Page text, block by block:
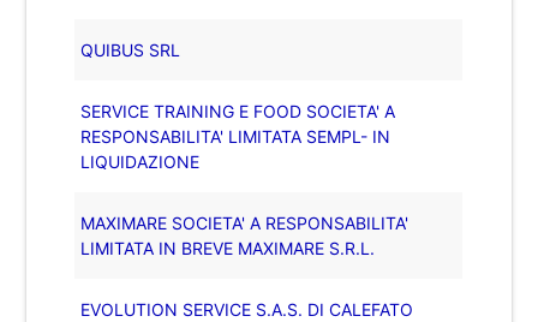
QUIBUS SRL
SERVICE TRAINING E FOOD SOCIETA' A
RESPONSABILITA' LIMITATA SEMPL- IN
LIQUIDAZIONE
MAXIMARE SOCIETA' A RESPONSABILITA'
LIMITATA IN BREVE MAXIMARE S.R.L.
EVOLUTION SERVICE S.A.S. DI CALEFATO